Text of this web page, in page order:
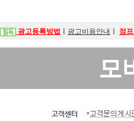
광고등록방법 광고비용안내 점
모